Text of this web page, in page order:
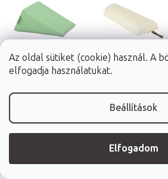
Az oldal sütiket (cookie) használ. A
elfogadja használatukat.
Beállítások
Elfogadom
Habys ékpárna
6 600 Ft
FABULO
66 x 22,5 x 11 cm, 4